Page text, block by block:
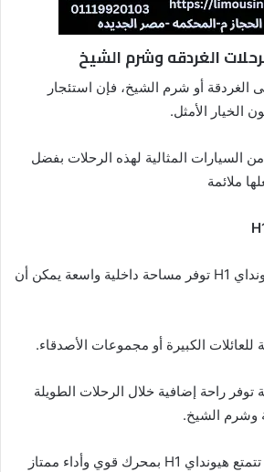
الغردقة أو شرم الشيخ، فإن استئجار
لذلك تعتبر هيونداي H1 من السيارات المثالية لهذه الرحلات بفضل
ملائمة
: هيونداي H1 توفر مساحة داخلية واسعة يمكن أن
للعائلات الكبيرة أو مجموعات الأصدقاء.
راحة إضافية خلال الرحلات الطويلة
وشرم الشيخ.
: تتمتع هيونداي H1 بمحرك قوي وأداء ممتاز